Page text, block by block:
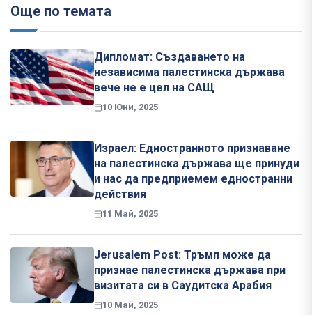
Още по темата
Дипломат: Създаването на
независима палестинска държава
вече не е цел на САЩ
10 Юни, 2025
Израел: Едностранното признаване
на палестинска държава ще принуди
и нас да предприемем едностранни
действия
11 Май, 2025
Jerusalem Post: Тръмп може да
признае палестинска държава при
визитата си в Саудитска Арабия
10 Май, 2025